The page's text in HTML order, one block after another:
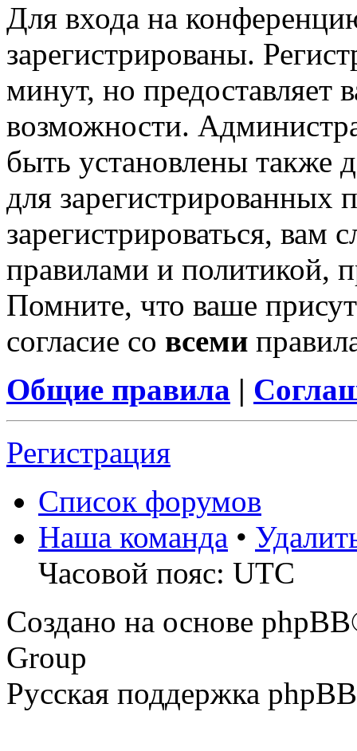
Для входа на
зарегистрированы.
минут, но предоставляет
возможности.
быть установлены также
для зарегистрированных
зарегистрироваться, вам
правилами и политикой,
Помните, что ваше
согласие со всеми
Общие правила |
Регистрация
Список форумов
Наша команда •
Часовой пояс: UTC
Создано на основе
Group
Русская поддержка phpBB